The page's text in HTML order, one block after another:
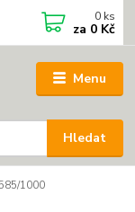
Menu
Hledat
0 ks
za 0 Kč
1000